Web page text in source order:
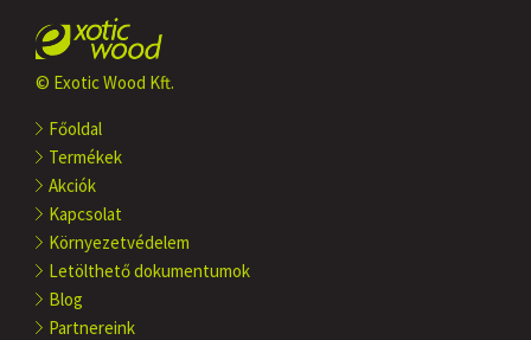
© Exotic Wood Kft.
Főoldal
Termékek
Akciók
Kapcsolat
Környezetvédelem
Letölthető dokumentumok
Blog
Partnereink